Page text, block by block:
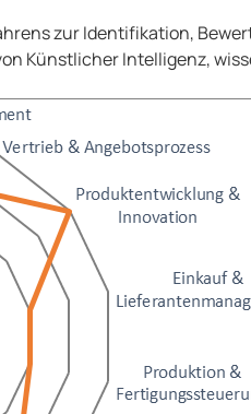
zur Identifikation,
Künstlicher Intelligenz,